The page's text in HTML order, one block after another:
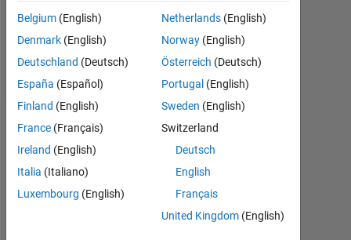
0
Follow
Dashboard
Statistik
MATLAB Answers
Belgium (English)
Denmark (English)
Deutschland (Deutsch)
España (Español)
Finland (English)
France (Français)
Ireland (English)
Italia (Italiano)
Luxembourg (English)
Netherlands (English)
Norway (English)
Österreich (Deutsch)
Portugal (English)
Sweden (English)
Switzerland
Deutsch
English
Français
United Kingdom (English)